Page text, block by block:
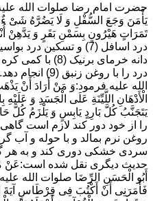
حضرت امام رضا صلوات الله
یَأْمَنَ وَجَعَ السُّفْلِ وَ لَا یَضُرَّهُ شَیْ ءٌ
تَمَرَاتٍ هَیْرُونٍ بِسَمْنِ بَقَرٍ وَ یَدَّهِنْ
درد اسافل (7) و تسکین
دانه خرمای
درد را با روغن
الله علیه فرمود:وَ مَنْ أَرَادَ أَنْ
الْأَدْهَانِ اللَّیِّنَةِ عَلَى الْجَسَدِ وَ عَلَیْهِ
یَتَجَنَّبُ کُلَّ بَارِدٍ یَابِسٍ وَ یَلْزَمُ کُلَّ
روغن نرم بمالد و با حوله و آب
حدیث دیگری نقل شده است:عَنْ
أَبُو الْحَسَنِ الرِّضَا صلوات الله
فَأَمَرَنِی أَنْ أَکْتُبَ فِی قِرْطَاسٍ آیَةَ